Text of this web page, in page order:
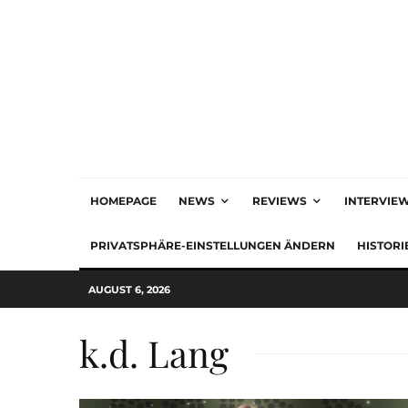
HOMEPAGE NEWS REVIEWS
PRIVATSPHÄRE-EINSTELLUNGEN ÄNDERN
AUGUST 6, 2026
k.d. Lang